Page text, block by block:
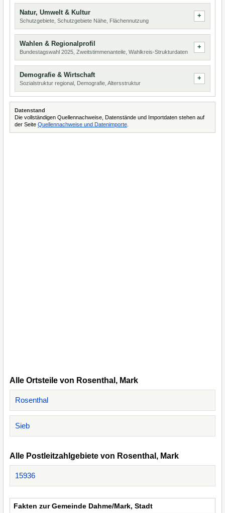
Natur, Umwelt & Kultur
Schutzgebiete, Schutzgebiete Nähe, Flächennutzung
Wahlen & Regionalprofil
Bundestagswahl 2025, Zweitstimmenanteile, Wahlkreis-Strukturdaten
Demografie & Wirtschaft
Sozialstruktur regional, Demografie, Altersstruktur
Datenstand
Die vollständigen Quellennachweise, Datenstände und Importdaten stehen auf
der Seite Quellennachweise und Datenimporte
Alle Ortsteile von Rosenthal, Mark
Rosenthal
Sieb
Alle Postleitzahlgebiete von Rosenthal, Mark
15936
Fakten zur Gemeinde Dahme/Mark, Stadt